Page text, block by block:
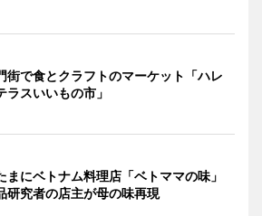
街で食とクラフトのマーケット「ハレ
ラスいいもの市」
まにベトナム料理店「ベトママの味」
研究者の店主が母の味再現